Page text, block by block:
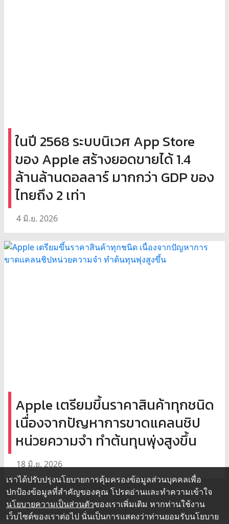
ในปี 2568 ระบบนิเวศ App Store
ของ Apple สร้างยอดขายได้ 1.4
ล้านล้านดอลลาร์ มากกว่า GDP ของ
ไทยถึง 2 เท่า
4 มิ.ย. 2026
Apple เตรียมขึ้นราคาสินค้าทุกชนิด
เนื่องจากปัญหาการขาดแคลนชิป
หน่วยความจำ ทำต้นทุนพุ่งสูงขึ้น
18 มิ.ย. 2026
เราได้ปรับปรุงนโยบายการคุ้มครองข้อมูลส่วนบุคคลเพื่อ
ปกป้องข้อมูลที่สำคัญของคุณ โปรดอ่านและทำความเข้าใจ
นโยบายความเป็นส่วนตัวของเราเพิ่มเติม หากท่านใช้งาน
เว็บไซต์ของเราต่อไป นั่นเป็นการแสดงว่าท่านยอมรับนโยบาย